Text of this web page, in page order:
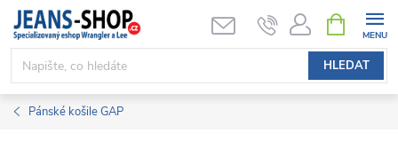
Přejít
obsah
HLEDAT
NÁKUPNÍ
KOŠÍK
Pánské košile GAP